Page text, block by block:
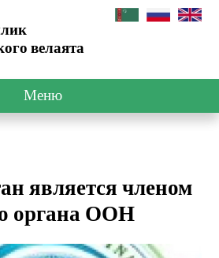
велаята
Меню
является членом
органа ООН